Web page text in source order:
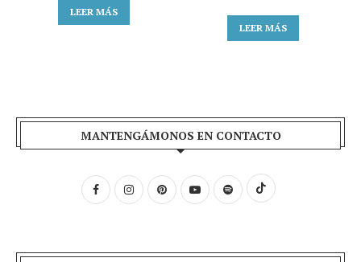
LEER MÁS
LEER MÁS
MANTENGÁMONOS EN CONTACTO